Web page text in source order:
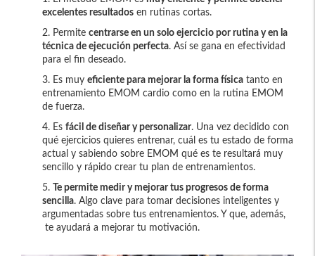
excelentes resultados en rutinas cortas.
Permite centrarse en un solo ejercicio por rutina y en la
técnica de ejecución perfecta. Así se gana en efectividad
para el fin deseado.
Es muy eficiente para mejorar la forma física tanto en
entrenamiento EMOM cardio como en la rutina EMOM
de fuerza.
Es fácil de diseñar y personalizar. Una vez decidido con
qué ejercicios quieres entrenar, cuál es tu estado de forma
actual y sabiendo sobre EMOM qué es te resultará muy
sencillo y rápido crear tu plan de entrenamientos.
Te permite medir y mejorar tus progresos de forma
sencilla. Algo clave para tomar decisiones inteligentes y
argumentadas sobre tus entrenamientos. Y que, además,
te ayudará a mejorar tu motivación.